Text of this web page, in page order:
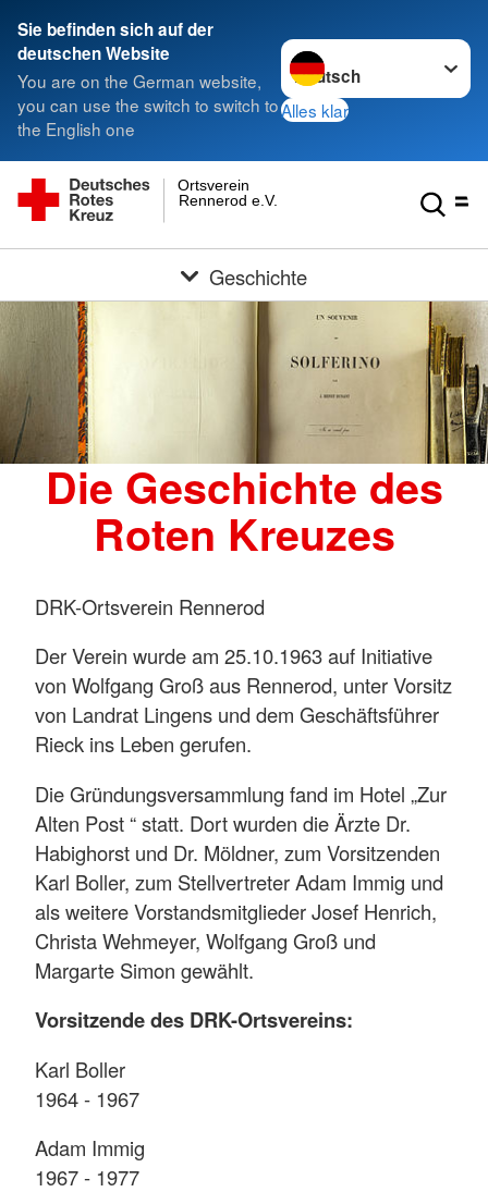
Sie befinden sich auf der
deutschen Website
You are on the German website,
you can use the switch to switch to
the English one
Sprache wechseln zu
Alles klar
Rennerod e.V.
Ortsverein
Geschichte
Die Geschichte des
Roten Kreuzes
DRK-Ortsverein Rennerod
Der Verein wurde am 25.10.1963 auf Initiative
von Wolfgang Groß aus Rennerod, unter Vorsitz
von Landrat Lingens und dem Geschäftsführer
Rieck ins Leben gerufen.
Die Gründungsversammlung fand im Hotel „Zur
Alten Post “ statt. Dort wurden die Ärzte Dr.
Habighorst und Dr. Möldner, zum Vorsitzenden
Karl Boller, zum Stellvertreter Adam Immig und
als weitere Vorstandsmitglieder Josef Henrich,
Christa Wehmeyer, Wolfgang Groß und
Margarte Simon gewählt.
Vorsitzende des DRK-Ortsvereins:
Karl Boller
1964 - 1967
Adam Immig
1967 - 1977